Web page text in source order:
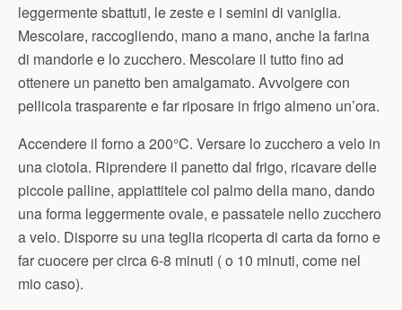
leggermente sbattuti, le zeste e i semini di vaniglia.
Mescolare, raccogliendo, mano a mano, anche la farina
di mandorle e lo zucchero. Mescolare il tutto fino ad
ottenere un panetto ben amalgamato. Avvolgere con
pellicola trasparente e far riposare in frigo almeno un’ora.
Accendere il forno a 200°C. Versare lo zucchero a velo in
una ciotola. Riprendere il panetto dal frigo, ricavare delle
piccole palline, appiattitele col palmo della mano, dando
una forma leggermente ovale, e passatele nello zucchero
a velo. Disporre su una teglia ricoperta di carta da forno e
far cuocere per circa 6-8 minuti ( o 10 minuti, come nel
mio caso).